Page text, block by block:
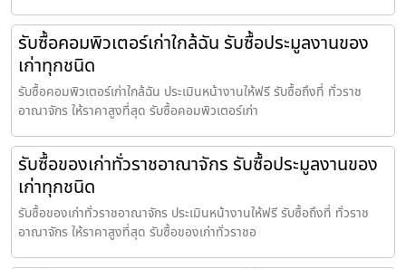
รับซื้อคอมพิวเตอร์เก่าใกล้ฉัน รับซื้อประมูลงานของ
เก่าทุกชนิด
รับซื้อคอมพิวเตอร์เก่าใกล้ฉัน ประเมินหน้างานให้ฟรี รับซื้อถึงที่ ทั่วราช
อาณาจักร ให้ราคาสูงที่สุด รับซื้อคอมพิวเตอร์เก่า
รับซื้อของเก่าทั่วราชอาณาจักร รับซื้อประมูลงานของ
เก่าทุกชนิด
รับซื้อของเก่าทั่วราชอาณาจักร ประเมินหน้างานให้ฟรี รับซื้อถึงที่ ทั่วราช
อาณาจักร ให้ราคาสูงที่สุด รับซื้อของเก่าทั่วราชอ